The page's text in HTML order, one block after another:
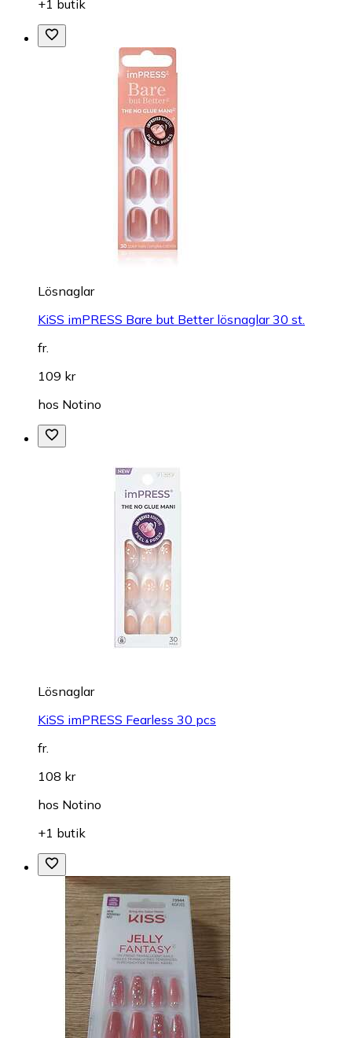
+1 butik
Lösnaglar
KiSS imPRESS Bare but Better lösnaglar 30 st.
fr.
109 kr
hos Notino
Lösnaglar
KiSS imPRESS Fearless 30 pcs
fr.
108 kr
hos Notino
+1 butik